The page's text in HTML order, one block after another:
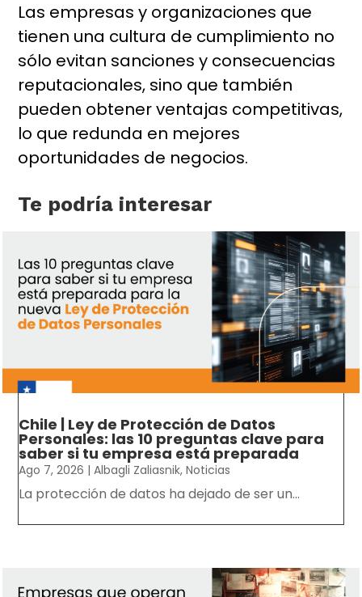
Las empresas y organizaciones que
tienen una cultura de cumplimiento no
sólo evitan sanciones y consecuencias
reputacionales, sino que también
pueden obtener ventajas competitivas,
lo que redunda en mejores
oportunidades de negocios.
Te podría interesar
Chile | Ley de Protección de Datos
Personales: las 10 preguntas clave para
saber si tu empresa está preparada
Ago 7, 2026 |Albagli Zaliasnik,Noticias
La protección de datos ha dejado de ser un...